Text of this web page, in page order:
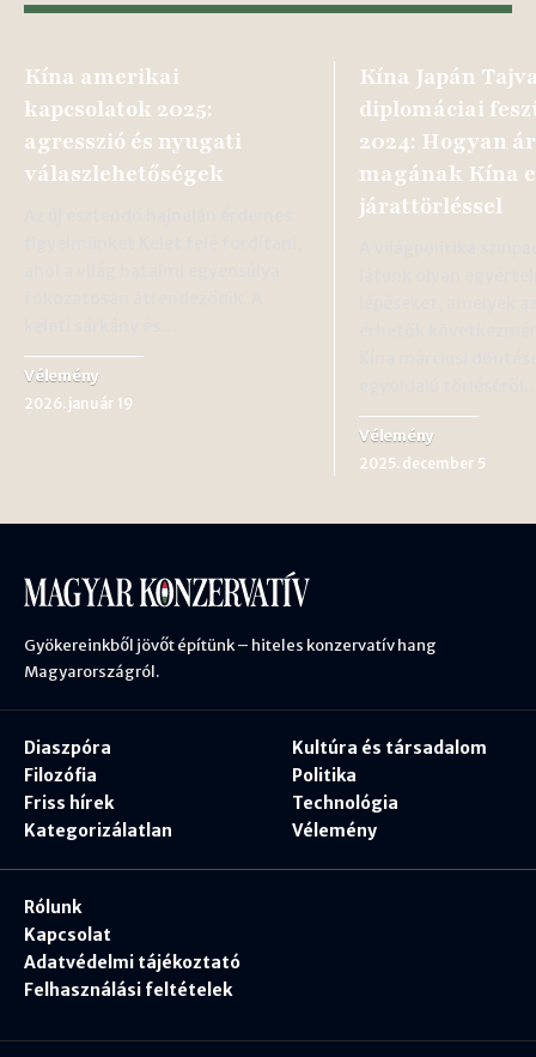
Kína amerikai
kapcsolatok 2025:
agresszió és nyugati
válaszlehetőségek
Vélemény
2026. január 19
Kína Japán
diplomáciai
2024: Hogyan
magának Kína
járattörléssel
Vélemény
2025. december 5
Gyökereinkből jövőt építünk – hiteles konzervatív hang
Magyarországról.
Diaszpóra
Filozófia
Friss hírek
Kategorizálatlan
Kultúra és társadalom
Politika
Technológia
Vélemény
Rólunk
Kapcsolat
Adatvédelmi tájékoztató
Felhasználási feltételek